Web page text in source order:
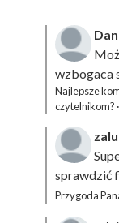
wzbogaca
Najlepsze
czytelnikom? ·
sprawdzić
Przygoda